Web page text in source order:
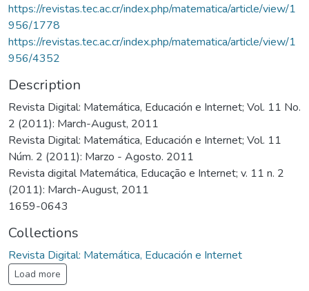
https://revistas.tec.ac.cr/index.php/matematica/article/view/1
956/1778
https://revistas.tec.ac.cr/index.php/matematica/article/view/1
956/4352
Description
Revista Digital: Matemática, Educación e Internet; Vol. 11 No.
2 (2011): March-August, 2011
Revista Digital: Matemática, Educación e Internet; Vol. 11
Núm. 2 (2011): Marzo - Agosto. 2011
Revista digital Matemática, Educação e Internet; v. 11 n. 2
(2011): March-August, 2011
1659-0643
Collections
Revista Digital: Matemática, Educación e Internet
Load more